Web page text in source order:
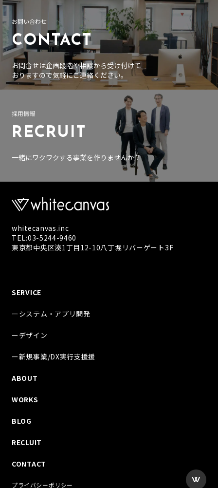
お問い合わせ
CONTACT
お問合せは企画段階や相談から受け付けて
おりますので気軽にご連絡ください。
採用情報
RECRUIT
一緒にワクワクする事業を作りませんか？
whitecanvas.inc
TEL:03-5244-9460
東京都中央区湊1丁目12-10八丁堀リバーゲート3F
SERVICE
ーシステム・アプリ開発
ーデザイン
ー新規事業/DX実行支援援
ABOUT
WORKS
BLOG
RECLUIT
CONTACT
プライバシーポリシー